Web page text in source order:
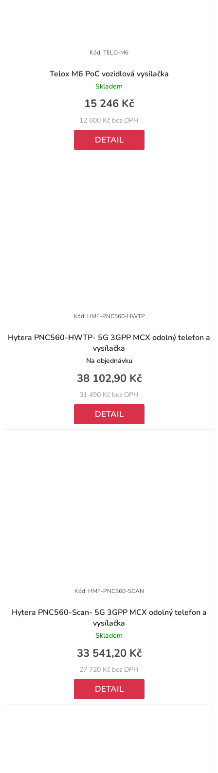
Telox M6 PoC vozidlová vysílačka
Skladem
12 600 Kč bez DPH
15 246 Kč
DETAIL
Kód: TELO-M6
Hytera PNC560-HWTP- 5G 3GPP MCX odolný telefon a
vysílačka
Na objednávku
31 490 Kč bez DPH
38 102,90 Kč
DETAIL
Kód: HMF-PNC560-HWTP
Hytera PNC560-Scan- 5G 3GPP MCX odolný telefon a
vysílačka
Skladem
27 720 Kč bez DPH
33 541,20 Kč
DETAIL
Kód: HMF-PNC560-SCAN